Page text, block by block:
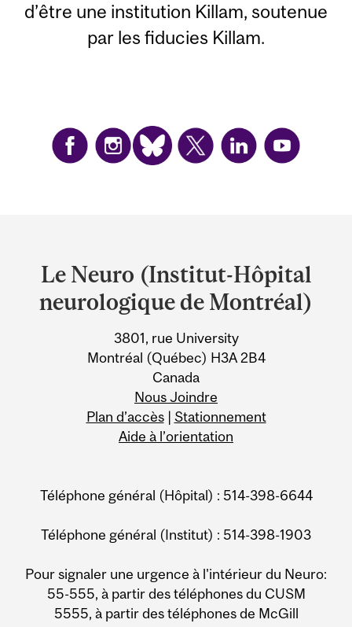
d’être une institution Killam, soutenue
par les fiducies Killam.
and
University
Information
Le Neuro (Institut-Hôpital
neurologique de Montréal)
3801, rue University
Montréal (Québec) H3A 2B4
Canada
Nous Joindre
Plan d’accès| Stationnement
Aide à l’orientation
Téléphone général (Hôpital) : 514-398-6644
Téléphone général (Institut) : 514-398-1903
Pour signaler une urgence à l'intérieur du Neuro:
55-555, à partir des téléphones du CUSM
5555, à partir des téléphones de McGill